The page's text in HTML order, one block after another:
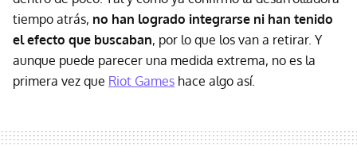
tiempo atrás, no han logrado integrarse ni han tenido
el efecto que buscaban, por lo que los van a retirar. Y
aunque puede parecer una medida extrema, no es la
primera vez que Riot Games hace algo así.